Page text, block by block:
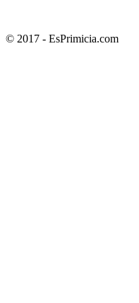
© 2017 - EsPrimicia.com